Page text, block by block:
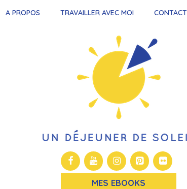
A PROPOS TRAVAILLER AVEC MOI CONTACT
MES EBOOKS